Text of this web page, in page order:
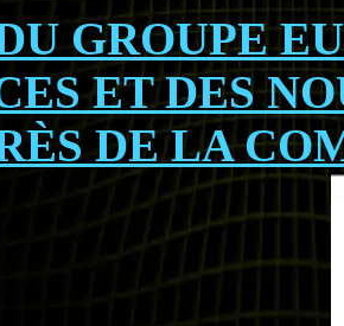
GROUPE
ET DES
DE LA